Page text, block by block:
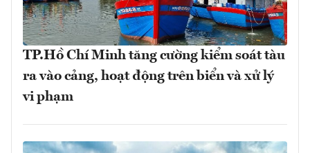
TP.Hồ Chí Minh tăng cường kiểm soát tàu
ra vào cảng, hoạt động trên biển và xử lý
vi phạm